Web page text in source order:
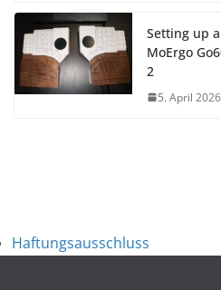
Setting up
MoErgo
2
5. April 2026
Haftungsausschluss